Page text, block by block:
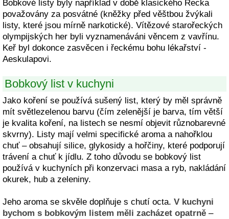
Bobkové listy byly například v době klasického Řecka
považovány za posvátné (kněžky před věštbou žvýkali
listy, které jsou mírně narkotické). Vítězové starořeckých
olympijských her byli vyznamenáváni věncem z vavřínu.
Keř byl dokonce zasvěcen i řeckému bohu lékařství -
Aeskulapovi.
Bobkový list v kuchyni
Jako koření se používá sušený list, který by měl správně
mít světlezelenou barvu (čím zelenější je barva, tím větší
je kvalita koření, na listech se nesmí objevit různobarevné
skvrny). Listy mají velmi specifické aroma a nahořklou
chuť – obsahují silice, glykosidy a hořčiny, které podporují
trávení a chuť k jídlu. Z toho důvodu se bobkový list
používá v kuchyních při konzervaci masa a ryb, nakládání
okurek, hub a zeleniny.
Jeho aroma se skvěle doplňuje s chutí octa. V kuchyni
bychom s bobkovým listem měli zacházet opatrně –